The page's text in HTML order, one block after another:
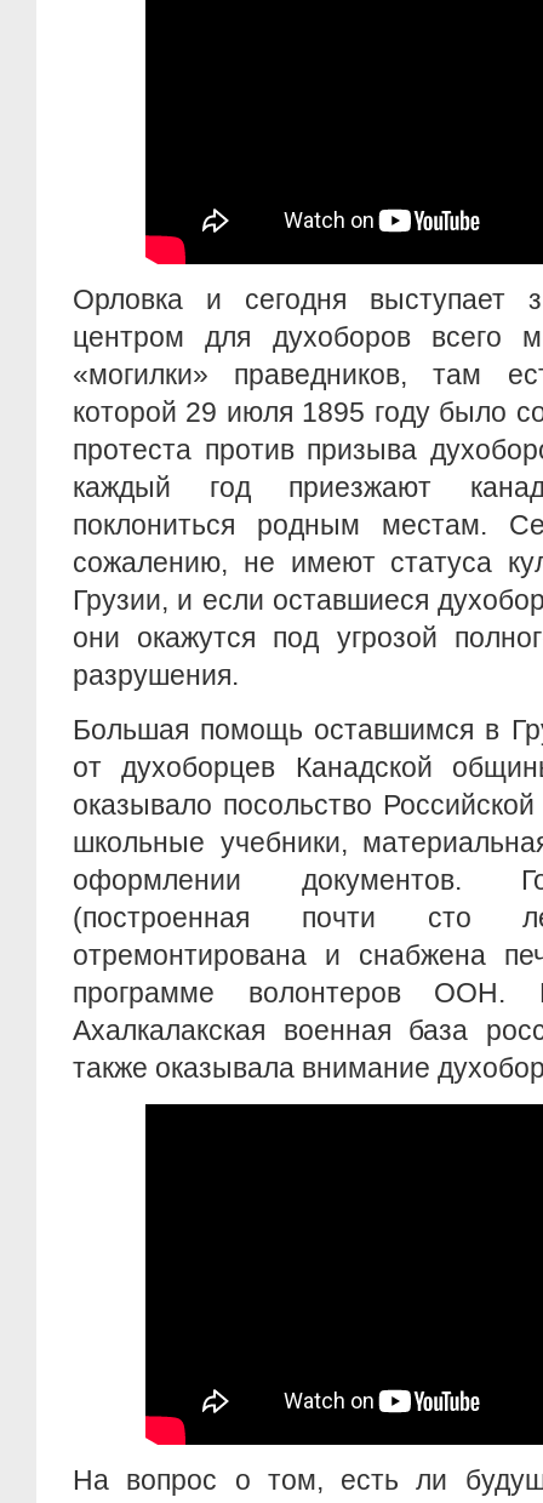
Орловка и сегодня выступает
центром для духоборов всего
«могилки» праведников, там
которой 29 июля 1895 году было
протеста против призыва
каждый год приезжают
поклониться родным местам.
сожалению, не имеют статуса
Грузии, и если оставшиеся
они окажутся под угрозой
разрушения.
Большая помощь оставшимся в
от духоборцев Канадской
оказывало посольство
школьные учебники,
оформлении документов.
(построенная почти сто
отремонтирована и снабжена
программе волонтеров ООН.
Ахалкалакская военная база
также оказывала внимание
На вопрос о том, есть ли